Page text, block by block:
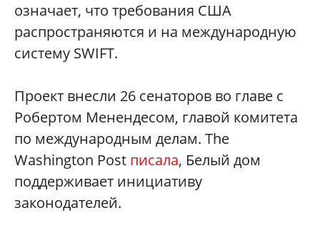
означает, что требования США
распространяются и на международную
систему SWIFT.
Проект внесли 26 сенаторов во главе с
Робертом Менендесом, главой комитета
по международным делам. The
Washington Post писала, Белый дом
поддерживает инициативу
законодателей.